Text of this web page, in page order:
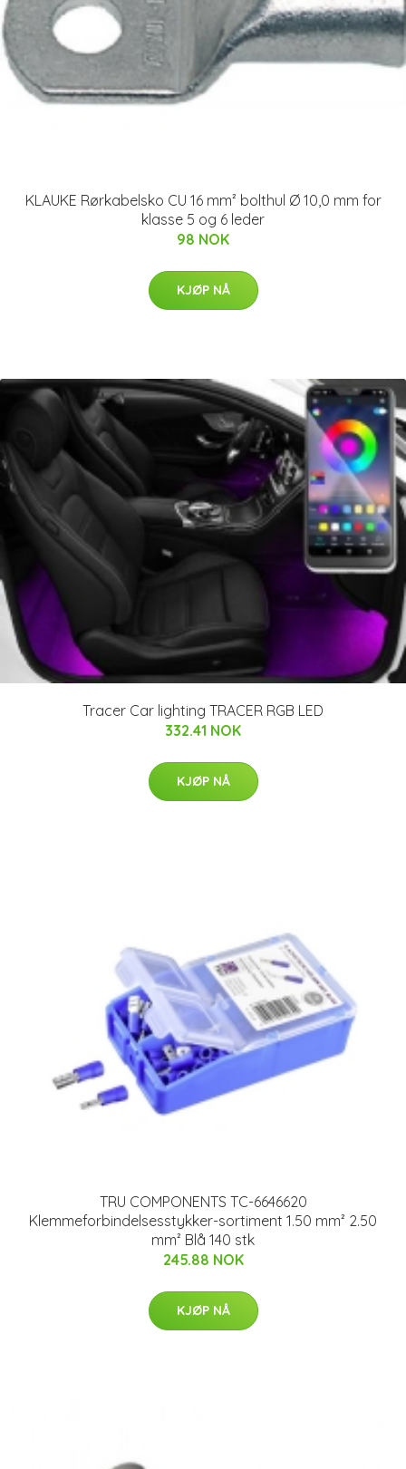
KLAUKE Rørkabelsko CU 16 mm² bolthul Ø 10,0 mm for
klasse 5 og 6 leder
98 NOK
KJØP NÅ
Tracer Car lighting TRACER RGB LED
332.41 NOK
KJØP NÅ
TRU COMPONENTS TC-6646620
Klemmeforbindelsesstykker-sortiment 1.50 mm² 2.50
mm² Blå 140 stk
245.88 NOK
KJØP NÅ